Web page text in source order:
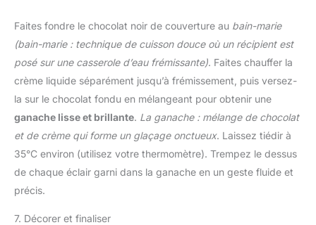
Faites fondre le chocolat noir de couverture au bain-marie
(bain-marie : technique de cuisson douce où un récipient est
posé sur une casserole d’eau frémissante). Faites chauffer la
crème liquide séparément jusqu’à frémissement, puis versez-
la sur le chocolat fondu en mélangeant pour obtenir une
ganache lisse et brillante. La ganache : mélange de chocolat
et de crème qui forme un glaçage onctueux. Laissez tiédir à
35°C environ (utilisez votre thermomètre). Trempez le dessus
de chaque éclair garni dans la ganache en un geste fluide et
précis.
7. Décorer et finaliser